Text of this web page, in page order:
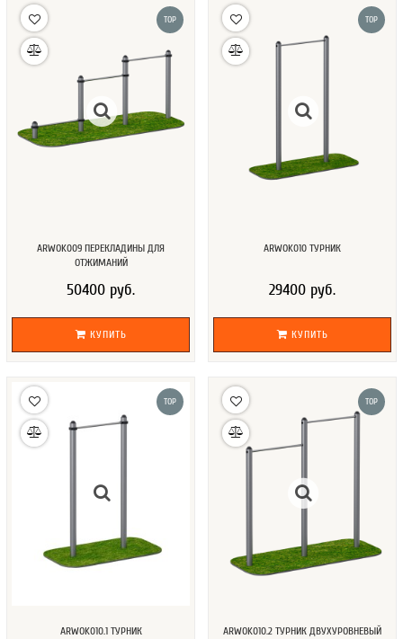
TOP
ARWOK009 ПЕРЕКЛАДИНЫ ДЛЯ
ОТЖИМАНИЙ
50400 руб.
КУПИТЬ
TOP
ARWOK010 ТУРНИК
29400 руб.
КУПИТЬ
TOP
ARWOK010.1 ТУРНИК
TOP
ARWOK010.2 ТУРНИК ДВУХУРОВНЕВЫЙ